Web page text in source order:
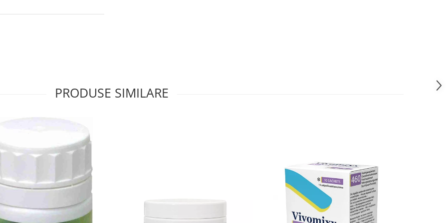
PRODUSE SIMILARE